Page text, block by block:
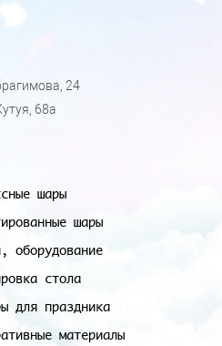
шары
шары
оборудование
стола
для праздника
материалы
24
68а